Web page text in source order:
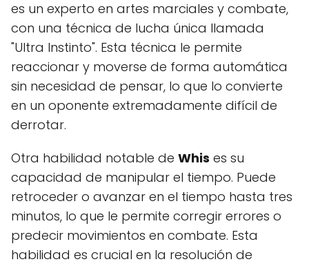
es un experto en artes marciales y combate,
con una técnica de lucha única llamada
"Ultra Instinto". Esta técnica le permite
reaccionar y moverse de forma automática
sin necesidad de pensar, lo que lo convierte
en un oponente extremadamente difícil de
derrotar.
Otra habilidad notable de Whis es su
capacidad de manipular el tiempo. Puede
retroceder o avanzar en el tiempo hasta tres
minutos, lo que le permite corregir errores o
predecir movimientos en combate. Esta
habilidad es crucial en la resolución de